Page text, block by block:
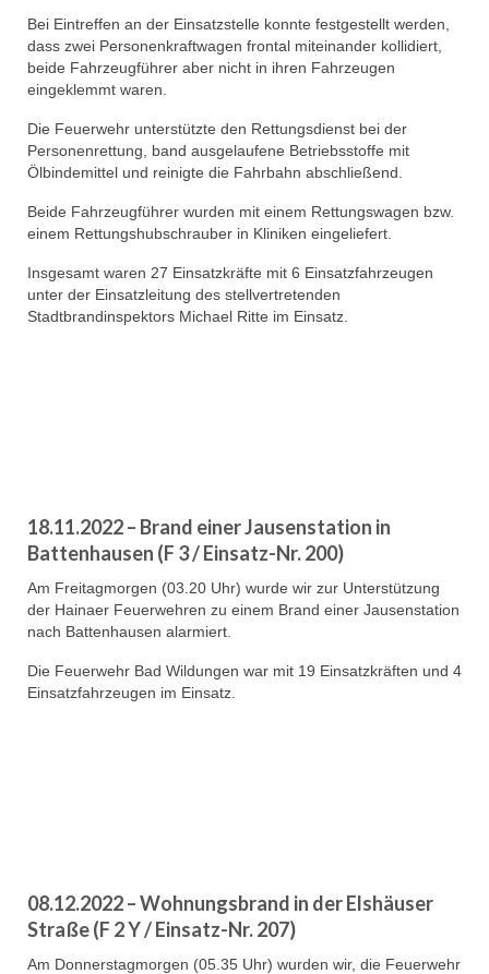
Bei Eintreffen an der Einsatzstelle konnte festgestellt werden,
dass zwei Personenkraftwagen frontal miteinander kollidiert,
beide Fahrzeugführer aber nicht in ihren Fahrzeugen
eingeklemmt waren.
Die Feuerwehr unterstützte den Rettungsdienst bei der
Personenrettung, band ausgelaufene Betriebsstoffe mit
Ölbindemittel und reinigte die Fahrbahn abschließend.
Beide Fahrzeugführer wurden mit einem Rettungswagen bzw.
einem Rettungshubschrauber in Kliniken eingeliefert.
Insgesamt waren 27 Einsatzkräfte mit 6 Einsatzfahrzeugen
unter der Einsatzleitung des stellvertretenden
Stadtbrandinspektors Michael Ritte im Einsatz.
18.11.2022 – Brand einer Jausenstation in
Battenhausen (F 3 / Einsatz-Nr. 200)
Am Freitagmorgen (03.20 Uhr) wurde wir zur Unterstützung
der Hainaer Feuerwehren zu einem Brand einer Jausenstation
nach Battenhausen alarmiert.
Die Feuerwehr Bad Wildungen war mit 19 Einsatzkräften und 4
Einsatzfahrzeugen im Einsatz.
08.12.2022 – Wohnungsbrand in der Elshäuser
Straße (F 2 Y / Einsatz-Nr. 207)
Am Donnerstagmorgen (05.35 Uhr) wurden wir, die Feuerwehr